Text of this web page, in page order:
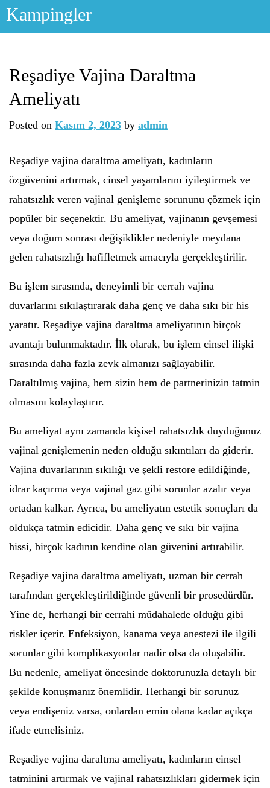
Skip
Kampingler
Reşadiye Vajina Daraltma
Ameliyatı
Posted on Kasım 2, 2023 by admin
Reşadiye vajina daraltma ameliyatı, kadınların
özgüvenini artırmak, cinsel yaşamlarını iyileştirmek ve
rahatsızlık veren vajinal genişleme sorununu çözmek için
popüler bir seçenektir. Bu ameliyat, vajinanın gevşemesi
veya doğum sonrası değişiklikler nedeniyle meydana
gelen rahatsızlığı hafifletmek amacıyla gerçekleştirilir.
Bu işlem sırasında, deneyimli bir cerrah vajina
duvarlarını sıkılaştırarak daha genç ve daha sıkı bir his
yaratır. Reşadiye vajina daraltma ameliyatının birçok
avantajı bulunmaktadır. İlk olarak, bu işlem cinsel ilişki
sırasında daha fazla zevk almanızı sağlayabilir.
Daraltılmış vajina, hem sizin hem de partnerinizin tatmin
olmasını kolaylaştırır.
Bu ameliyat aynı zamanda kişisel rahatsızlık duyduğunuz
vajinal genişlemenin neden olduğu sıkıntıları da giderir.
Vajina duvarlarının sıkılığı ve şekli restore edildiğinde,
idrar kaçırma veya vajinal gaz gibi sorunlar azalır veya
ortadan kalkar. Ayrıca, bu ameliyatın estetik sonuçları da
oldukça tatmin edicidir. Daha genç ve sıkı bir vajina
hissi, birçok kadının kendine olan güvenini artırabilir.
Reşadiye vajina daraltma ameliyatı, uzman bir cerrah
tarafından gerçekleştirildiğinde güvenli bir prosedürdür.
Yine de, herhangi bir cerrahi müdahalede olduğu gibi
riskler içerir. Enfeksiyon, kanama veya anestezi ile ilgili
sorunlar gibi komplikasyonlar nadir olsa da oluşabilir.
Bu nedenle, ameliyat öncesinde doktorunuzla detaylı bir
şekilde konuşmanız önemlidir. Herhangi bir sorunuz
veya endişeniz varsa, onlardan emin olana kadar açıkça
ifade etmelisiniz.
Reşadiye vajina daraltma ameliyatı, kadınların cinsel
tatminini artırmak ve vajinal rahatsızlıkları gidermek için